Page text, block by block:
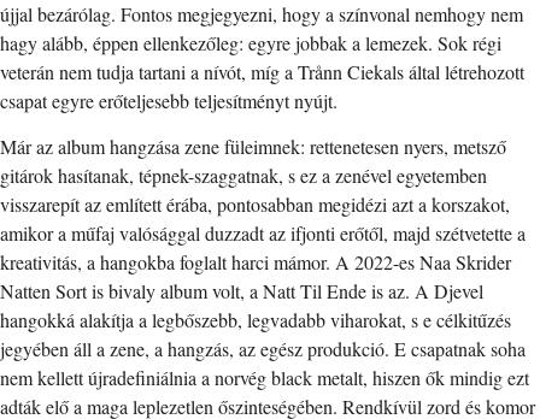
újjal bezárólag. Fontos megjegyezni, hogy a színvonal nemhogy nem
hagy alább, éppen ellenkezőleg: egyre jobbak a lemezek. Sok régi
veterán nem tudja tartani a nívót, míg a Trånn Ciekals által létrehozott
csapat egyre erőteljesebb teljesítményt nyújt.
Már az album hangzása zene füleimnek: rettenetesen nyers, metsző
gitárok hasítanak, tépnek-szaggatnak, s ez a zenével egyetemben
visszarepít az említett érába, pontosabban megidézi azt a korszakot,
amikor a műfaj valósággal duzzadt az ifjonti erőtől, majd szétvetette a
kreativitás, a hangokba foglalt harci mámor. A 2022-es Naa Skrider
Natten Sort is bivaly album volt, a Natt Til Ende is az. A Djevel
hangokká alakítja a legbőszebb, legvadabb viharokat, s e célkitűzés
jegyében áll a zene, a hangzás, az egész produkció. E csapatnak soha
nem kellett újradefiniálnia a norvég black metalt, hiszen ők mindig ezt
adták elő a maga leplezetlen őszinteségében. Rendkívül zord és komor